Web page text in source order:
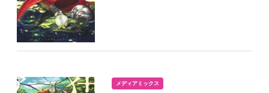
メディアミックス